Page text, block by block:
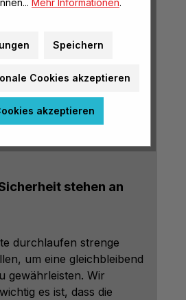
erforderlich
stellt sicher, dass
und sicher im
stehen an
durchlaufen strenge
um eine gleichbleibend
gewährleisten. Wir
es ist, dass die
Mehr Informationen.
Speichern
Cookies akzeptieren
akzeptieren